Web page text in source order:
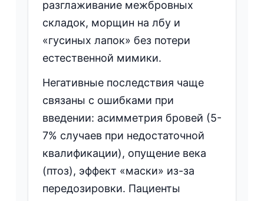
разглаживание межбровных
складок, морщин на лбу и
«гусиных лапок» без потери
естественной мимики.
Негативные последствия чаще
связаны с ошибками при
введении: асимметрия бровей (5-
7% случаев при недостаточной
квалификации), опущение века
(птоз), эффект «маски» из-за
передозировки. Пациенты